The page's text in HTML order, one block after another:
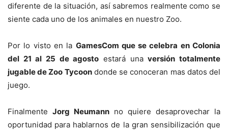
diferente de la situación, así sabremos realmente como se
siente cada uno de los animales en nuestro Zoo.
Por lo visto en la GamesCom que se celebra en Colonia
del 21 al 25 de agosto estará unaversión totalmente
jugable de Zoo Tycoondonde se conoceran mas datos del
juego.
Finalmente Jorg Neumann no quiere desaprovechar la
oportunidad para hablarnos de la gran sensibilización que